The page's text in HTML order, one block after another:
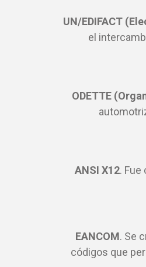
UN/EDIFACT
el
ODETTE
ANSI X12. Fue
EANCOM. Se
códigos que